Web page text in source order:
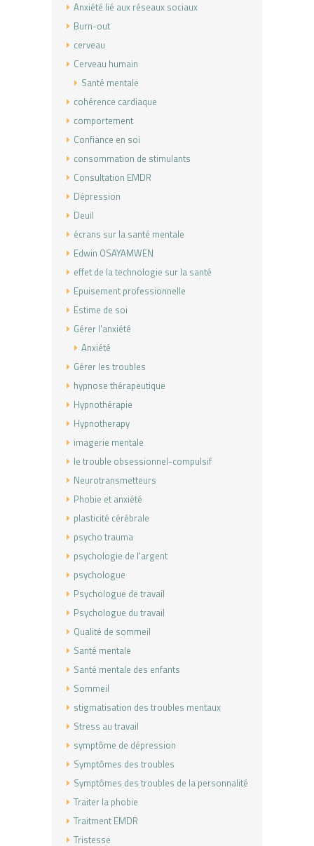
Anxiété lié aux réseaux sociaux
Burn-out
cerveau
Cerveau humain
Santé mentale
cohérence cardiaque
comportement
Confiance en soi
consommation de stimulants
Consultation EMDR
Dépression
Deuil
écrans sur la santé mentale
Edwin OSAYAMWEN
effet de la technologie sur la santé
Epuisement professionnelle
Estime de soi
Gérer l'anxiété
Anxiété
Gérer les troubles
hypnose thérapeutique
Hypnothérapie
Hypnotherapy
imagerie mentale
le trouble obsessionnel-compulsif
Neurotransmetteurs
Phobie et anxiété
plasticité cérébrale
psycho trauma
psychologie de l'argent
psychologue
Psychologue de travail
Psychologue du travail
Qualité de sommeil
Santé mentale
Santé mentale des enfants
Sommeil
stigmatisation des troubles mentaux
Stress au travail
symptôme de dépression
Symptômes des troubles
Symptômes des troubles de la personnalité
Traiter la phobie
Traitment EMDR
Tristesse